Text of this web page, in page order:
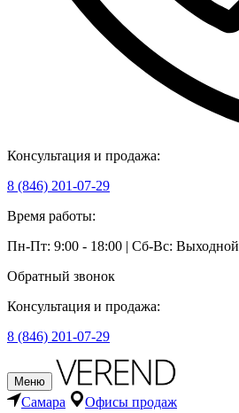
Консультация и продажа:
8 (846) 201-07-29
Время работы:
Пн-Пт: 9:00 - 18:00 | Сб-Вс: Выходной
Обратный звонок
Консультация и продажа:
8 (846) 201-07-29
Меню
Самара Офисы продаж